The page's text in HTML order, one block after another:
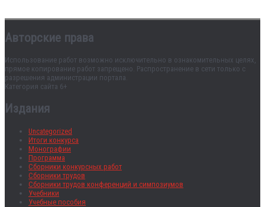
Авторские права
Использование работ возможно исключительно в ознакомительных целях,
прямое копирование работ запрещено. Распространение в сети только с
разрешения администрации портала.
Категория сайта 6+
Издания
Uncategorized
Итоги конкурса
Монографии
Программа
Сборники конкурсных работ
Сборники трудов
Сборники трудов конференций и симпозиумов
Учебники
Учебные пособия